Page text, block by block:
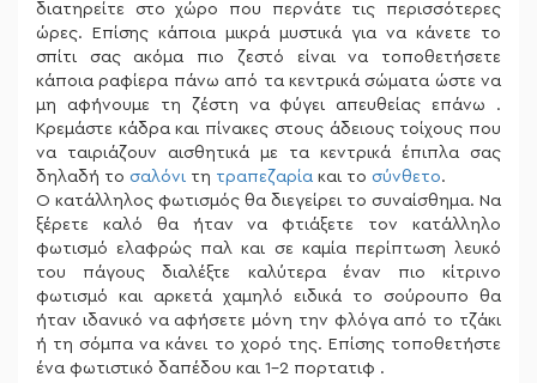
διατηρείτε στο χώρο που περνάτε τις περισσότερες
ώρες. Επίσης κάποια μικρά μυστικά για να κάνετε το
σπίτι σας ακόμα πιο ζεστό είναι να τοποθετήσετε
κάποια ραφίερα πάνω από τα κεντρικά σώματα ώστε να
μη αφήνουμε τη ζέστη να φύγει απευθείας επάνω .
Κρεμάστε κάδρα και πίνακες στους άδειους τοίχους που
να ταιριάζουν αισθητικά με τα κεντρικά έπιπλα σας
δηλαδή το σαλόνι τη τραπεζαρία και το σύνθετο.
Ο κατάλληλος φωτισμός θα διεγείρει το συναίσθημα. Να
ξέρετε καλό θα ήταν να φτιάξετε τον κατάλληλο
φωτισμό ελαφρώς παλ και σε καμία περίπτωση λευκό
του πάγους διαλέξτε καλύτερα έναν πιο κίτρινο
φωτισμό και αρκετά χαμηλό ειδικά το σούρουπο θα
ήταν ιδανικό να αφήσετε μόνη την φλόγα από το τζάκι
ή τη σόμπα να κάνει το χορό της. Επίσης τοποθετήστε
ένα φωτιστικό δαπέδου και 1-2 πορτατιφ .